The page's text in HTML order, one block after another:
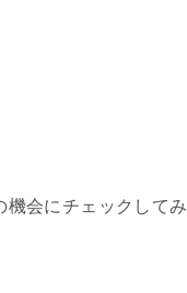
機会にチェックしてみ